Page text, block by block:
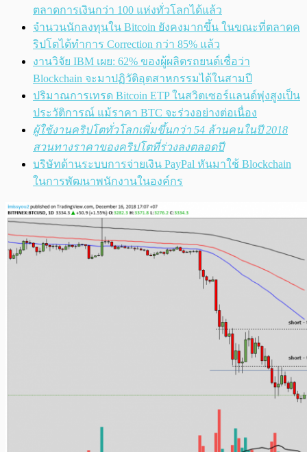
ตลาดการเงินกว่า 100 แห่งทั่วโลกได้แล้ว
จำนวนนักลงทุนใน Bitcoin ยังคงมากขึ้น ในขณะที่ตลาดค
ริปโตได้ทำการ Correction กว่า 85% แล้ว
งานวิจัย IBM เผย: 62% ของผู้ผลิตรถยนต์เชื่อว่า
Blockchain จะมาปฏิวัติอุตสาหกรรมได้ในสามปี
ปริมาณการเทรด Bitcoin ETP ในสวิตเซอร์แลนด์พุ่งสูงเป็น
ประวัติการณ์ แม้ราคา BTC จะร่วงอย่างต่อเนื่อง
ผู้ใช้งานคริปโตทั่วโลกเพิ่มขึ้นกว่า 54 ล้านคนในปี 2018
สวนทางราคาของคริปโตที่ร่วงลงตลอดปี
บริษัทด้านระบบการจ่ายเงิน PayPal หันมาใช้ Blockchain
ในการพัฒนาพนักงานในองค์กร